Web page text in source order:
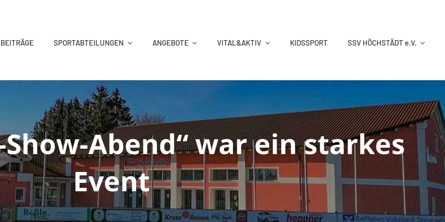
SPORTABTEILUNGEN
KEGELN REHA-SPORT RINGEN SCHWIMMEN
TANZSPORT TENNIS TISCHTENNIS TURNEN
VITAL&AKTIV
ANGEBOTE VITAL&AKTIV KIDSSPORT SSV HÖCHSTÄDT e.V.
Abend“ war ein starkes
Event